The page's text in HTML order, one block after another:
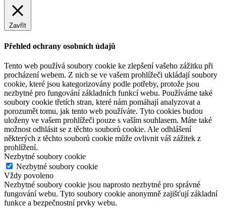
Zavřít
Přehled ochrany osobních údajů
Tento web používá soubory cookie ke zlepšení vašeho zážitku při
procházení webem. Z nich se ve vašem prohlížeči ukládají soubory
cookie, které jsou kategorizovány podle potřeby, protože jsou
nezbytné pro fungování základních funkcí webu. Používáme také
soubory cookie třetích stran, které nám pomáhají analyzovat a
porozumět tomu, jak tento web používáte. Tyto cookies budou
uloženy ve vašem prohlížeči pouze s vaším souhlasem. Máte také
možnost odhlásit se z těchto souborů cookie. Ale odhlášení
některých z těchto souborů cookie může ovlivnit váš zážitek z
prohlížení.
Nezbytné soubory cookie
Nezbytné soubory cookie
Vždy povoleno
Nezbytné soubory cookie jsou naprosto nezbytné pro správné
fungování webu. Tyto soubory cookie anonymně zajišťují základní
funkce a bezpečnostní prvky webu.